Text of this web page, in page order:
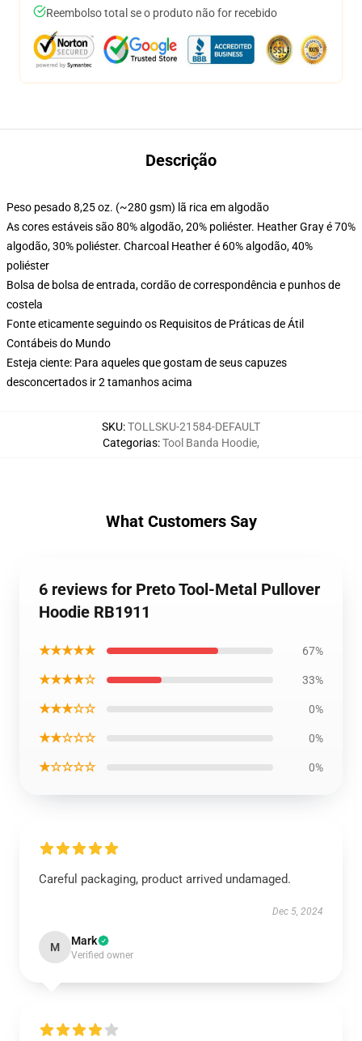
Reembolso total se o produto não for recebido
Descrição
Peso pesado 8,25 oz. (~280 gsm) lã rica em algodão
As cores estáveis são 80% algodão, 20% poliéster. Heather Gray é 70%
algodão, 30% poliéster. Charcoal Heather é 60% algodão, 40%
poliéster
Bolsa de bolsa de entrada, cordão de correspondência e punhos de
costela
Fonte eticamente seguindo os Requisitos de Práticas de Átil
Contábeis do Mundo
Esteja ciente: Para aqueles que gostam de seus capuzes
desconcertados ir 2 tamanhos acima
SKU:TOLLSKU-21584-DEFAULT
Categorias:Tool Banda Hoodie,
What Customers Say
6 reviews for Preto Tool-Metal Pullover
Hoodie RB1911
★★★★★ 67%
★★★★☆ 33%
★★★☆☆ 0%
★★☆☆☆ 0%
★☆☆☆☆ 0%
Careful packaging, product arrived undamaged.
Dec 5, 2024
M Mark
Verified owner